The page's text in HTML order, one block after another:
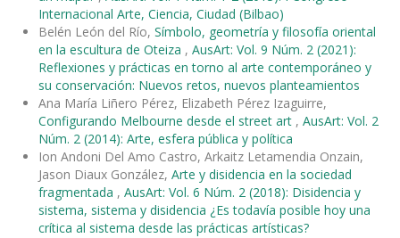
Internacional Arte, Ciencia, Ciudad (Bilbao)
Belén León del Río, Símbolo, geometría y filosofía oriental
en la escultura de Oteiza , AusArt: Vol. 9 Núm. 2 (2021):
Reflexiones y prácticas en torno al arte contemporáneo y
su conservación: Nuevos retos, nuevos planteamientos
Ana María Liñero Pérez, Elizabeth Pérez Izaguirre,
Configurando Melbourne desde el street art , AusArt: Vol. 2
Núm. 2 (2014): Arte, esfera pública y política
Ion Andoni Del Amo Castro, Arkaitz Letamendia Onzain,
Jason Diaux González, Arte y disidencia en la sociedad
fragmentada , AusArt: Vol. 6 Núm. 2 (2018): Disidencia y
sistema, sistema y disidencia ¿Es todavía posible hoy una
crítica al sistema desde las prácticas artísticas?